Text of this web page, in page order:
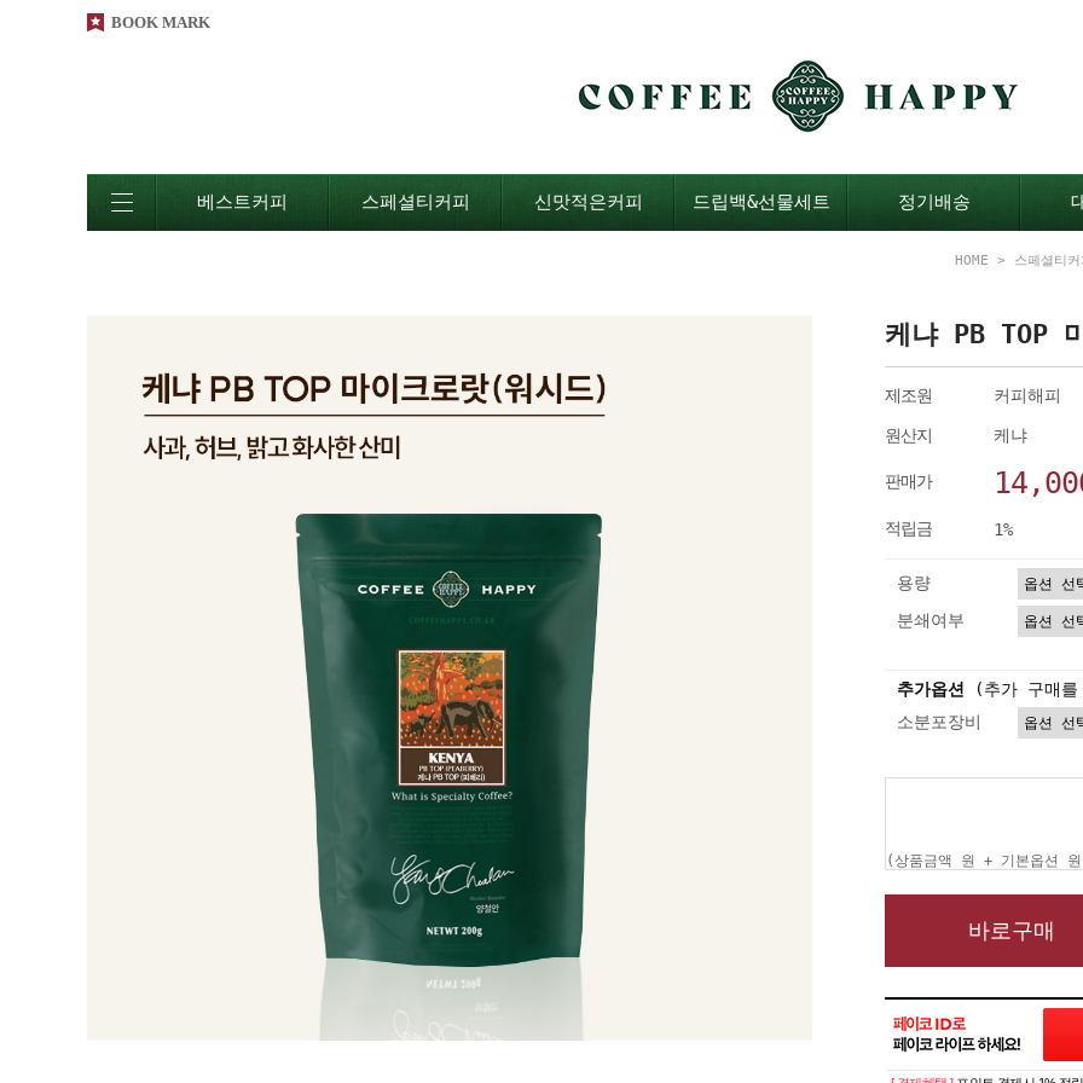
BOOK MARK
베스트커피 스페셜티커피 신맛적은커피 드립백&선물세트 정기배송
HOME > 스페셜티
케냐 PB TOP
제조원 커피해피
원산지 케냐
판매가
적립금 1%
용량
분쇄여부
추가옵션
(추가 구매를
소분포장비
(상품금액 원 + 기본옵션
바로구매